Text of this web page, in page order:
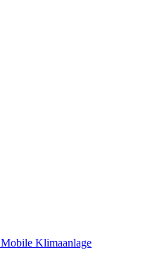
Mobile Klimaanlage